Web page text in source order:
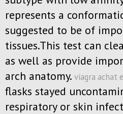
represents a
suggested to be of
tissues.This test can
as well as provide
arch anatomy. viagra achat
flasks stayed
respiratory or skin